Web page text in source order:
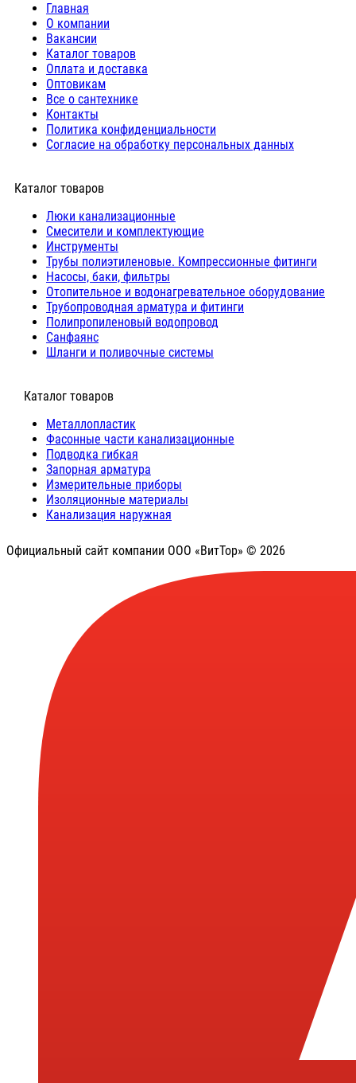
Главная
О компании
Вакансии
Каталог товаров
Оплата и доставка
Оптовикам
Все о сантехнике
Контакты
Политика конфиденциальности
Согласие на обработку персональных данных
Каталог товаров
Люки канализационные
Cмесители и комплектующие
Инструменты
Трубы полиэтиленовые. Компрессионные фитинги
Насосы, баки, фильтры
Отопительное и водонагревательное оборудование
Трубопроводная арматура и фитинги
Полипропиленовый водопровод
Санфаянс
Шланги и поливочные системы
⠀Каталог товаров
Металлопластик
Фасонные части канализационные
Подводка гибкая
Запорная арматура
Измерительные приборы
Изоляционные материалы
Канализация наружная
Официальный сайт компании ООО «ВитТор» © 2026